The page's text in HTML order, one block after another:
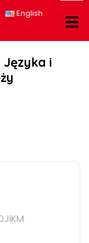
English
i